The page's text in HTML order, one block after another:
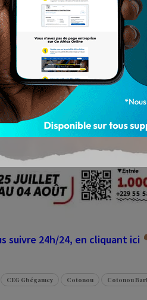
suivre 24h/24, en cliquant ici
CEG Gbégamey Cotonou Cotonou